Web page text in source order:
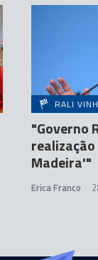
RALI
"Governo
Madeira'"
Erica Franco